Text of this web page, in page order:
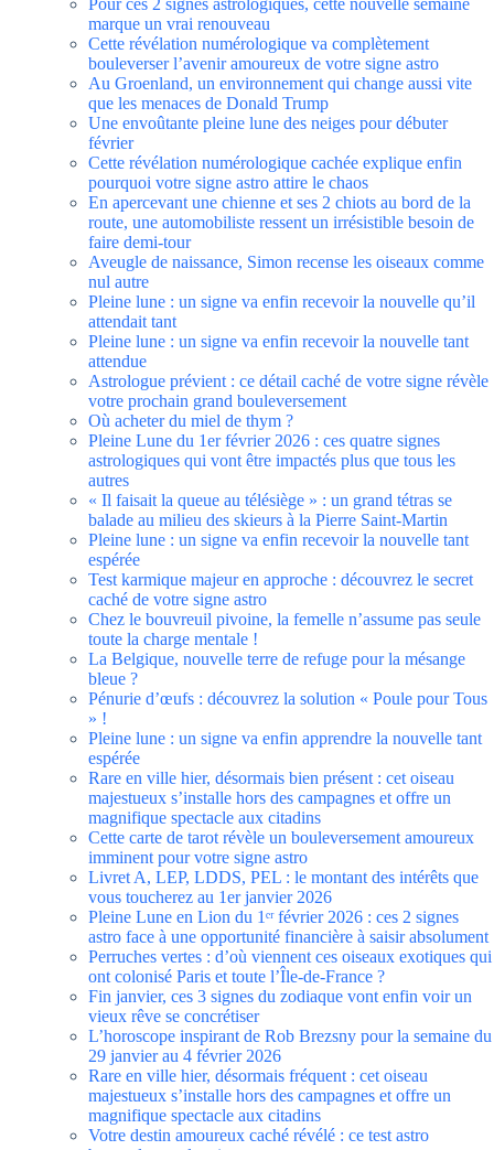
marque un vrai renouveau
Cette révélation numérologique va complètement
bouleverser l’avenir amoureux de votre signe astro
Au Groenland, un environnement qui change aussi vite
que les menaces de Donald Trump
Une envoûtante pleine lune des neiges pour débuter
février
Cette révélation numérologique cachée explique enfin
pourquoi votre signe astro attire le chaos
En apercevant une chienne et ses 2 chiots au bord de la
route, une automobiliste ressent un irrésistible besoin de
faire demi-tour
Aveugle de naissance, Simon recense les oiseaux comme
nul autre
Pleine lune : un signe va enfin recevoir la nouvelle qu’il
attendait tant
Pleine lune : un signe va enfin recevoir la nouvelle tant
attendue
Astrologue prévient : ce détail caché de votre signe révèle
votre prochain grand bouleversement
Où acheter du miel de thym ?
Pleine Lune du 1er février 2026 : ces quatre signes
astrologiques qui vont être impactés plus que tous les
autres
« Il faisait la queue au télésiège » : un grand tétras se
balade au milieu des skieurs à la Pierre Saint-Martin
Pleine lune : un signe va enfin recevoir la nouvelle tant
espérée
Test karmique majeur en approche : découvrez le secret
caché de votre signe astro
Chez le bouvreuil pivoine, la femelle n’assume pas seule
toute la charge mentale !
La Belgique, nouvelle terre de refuge pour la mésange
bleue ?
Pénurie d’œufs : découvrez la solution « Poule pour Tous
» !
Pleine lune : un signe va enfin apprendre la nouvelle tant
espérée
Rare en ville hier, désormais bien présent : cet oiseau
majestueux s’installe hors des campagnes et offre un
magnifique spectacle aux citadins
Cette carte de tarot révèle un bouleversement amoureux
imminent pour votre signe astro
Livret A, LEP, LDDS, PEL : le montant des intérêts que
vous toucherez au 1er janvier 2026
Pleine Lune en Lion du 1ᵉʳ février 2026 : ces 2 signes
astro face à une opportunité financière à saisir absolument
Perruches vertes : d’où viennent ces oiseaux exotiques qui
ont colonisé Paris et toute l’Île-de-France ?
Fin janvier, ces 3 signes du zodiaque vont enfin voir un
vieux rêve se concrétiser
L’horoscope inspirant de Rob Brezsny pour la semaine du
29 janvier au 4 février 2026
Rare en ville hier, désormais fréquent : cet oiseau
majestueux s’installe hors des campagnes et offre un
magnifique spectacle aux citadins
Votre destin amoureux caché révélé : ce test astro